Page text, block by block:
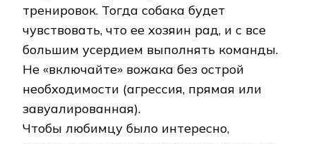
тренировок. Тогда собака будет
чувствовать, что ее хозяин рад, и с все
большим усердием выполнять команды.
Не «включайте» вожака без острой
необходимости (агрессия, прямая или
завуалированная).
Чтобы любимцу было интересно,